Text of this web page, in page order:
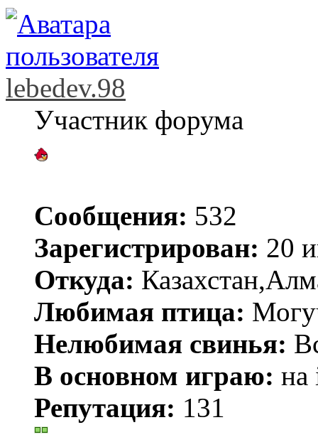
lebedev.98
Участник форума
Сообщения: 532
Зарегистрирован: 20
Откуда:
Любимая птица:
Нелюбимая свинья:
В основном играю: на
Репутация: 131